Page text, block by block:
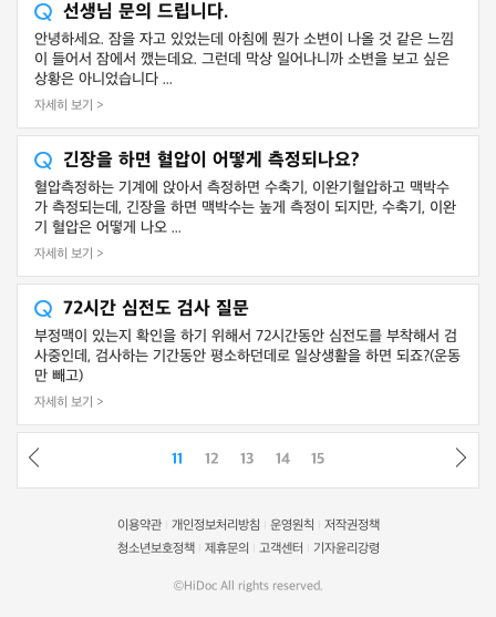
선생님 문의 드립니다.
안녕하세요. 잠을 자고 있었는데 아침에 뭔가 소변이 나올 것 같은 느낌
이 들어서 잠에서 깼는데요. 그런데 막상 일어나니까 소변을 보고 싶은
상황은 아니었습니다 ...
자세히 보기 >
긴장을 하면 혈압이 어떻게 측정되나요?
혈압측정하는 기계에 앉아서 측정하면 수축기, 이완기혈압하고 맥박수
가 측정되는데, 긴장을 하면 맥박수는 높게 측정이 되지만, 수축기, 이완
기 혈압은 어떻게 나오 ...
자세히 보기 >
72시간 심전도 검사 질문
부정맥이 있는지 확인을 하기 위해서 72시간동안 심전도를 부착해서 검
사중인데, 검사하는 기간동안 평소하던데로 일상생활을 하면 되죠?(운동
만 빼고)
자세히 보기 >
11 12 13 14 15
이용약관 개인정보처리방침 운영원칙
저작권정책
청소년보호정책
제휴문의 고객센터 기자윤리강령
©HiDoc All rights reserved.